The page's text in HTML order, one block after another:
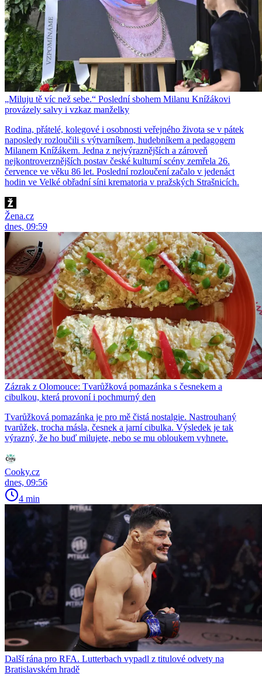
„Miluju tě víc než sebe.“ Poslední sbohem Milanu Knížákovi
provázely salvy i vzkaz manželky
Rodina, přátelé, kolegové i osobnosti veřejného života se v pátek
naposledy rozloučili s výtvarníkem, hudebníkem a pedagogem
Milanem Knížákem. Jedna z nejvýraznějších a zároveň
nejkontroverznějších postav české kulturní scény zemřela 26.
července ve věku 86 let. Poslední rozloučení začalo v jedenáct
hodin ve Velké obřadní síni krematoria v pražských Strašnicích.
Žena.cz
dnes, 09:59
Zázrak z Olomouce: Tvarůžková pomazánka s česnekem a
cibulkou, která provoní i pochmurný den
Tvarůžková pomazánka je pro mě čistá nostalgie. Nastrouhaný
tvarůžek, trocha másla, česnek a jarní cibulka. Výsledek je tak
výrazný, že ho buď milujete, nebo se mu obloukem vyhnete.
Cooky.cz
dnes, 09:56
4 min
Další rána pro RFA. Lutterbach vypadl z titulové odvety na
Bratislavském hradě